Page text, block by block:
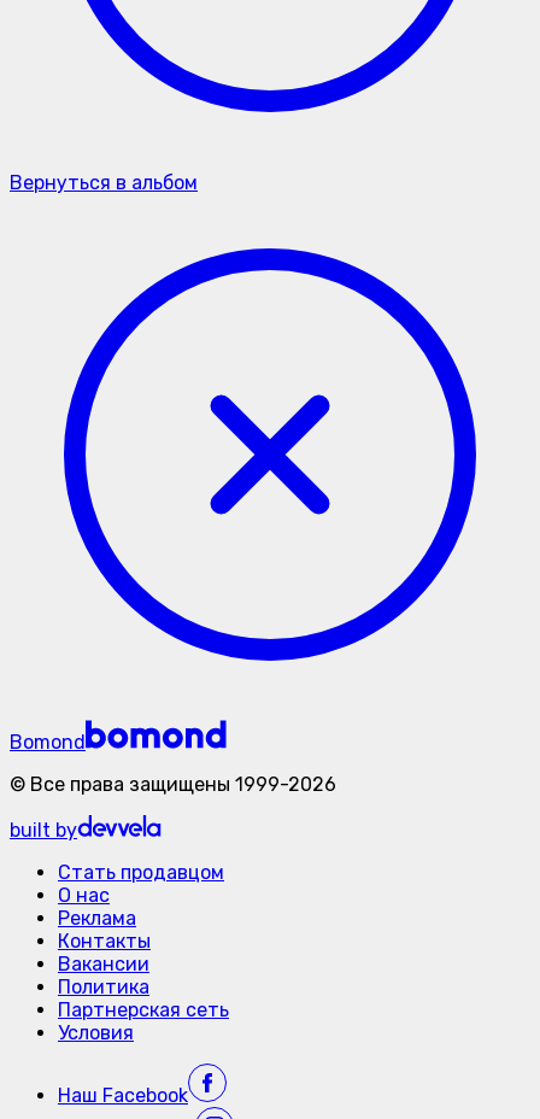
Вернуться в альбом
Bomond
© Все права защищены 1999-2026
built by
Стать продавцом
О нас
Реклама
Контакты
Вакансии
Политика
Партнерская сеть
Условия
Наш Facebook